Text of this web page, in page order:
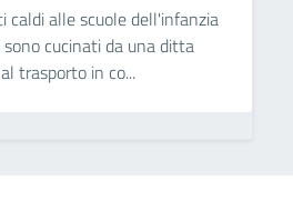
caldi alle scuole dell'infanzia
cucinati da una ditta
trasporto in co...